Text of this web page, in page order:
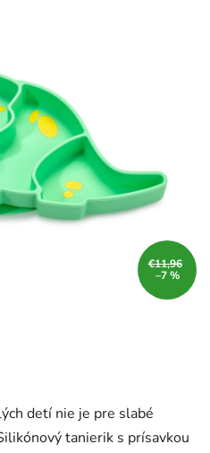
detí nie je pre slabé
tanierik s prísavkou
€11,96
–7 %